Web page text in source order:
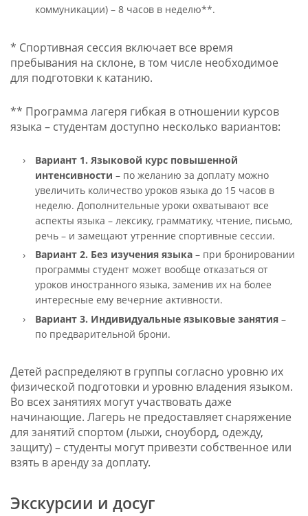
коммуникации) – 8 часов в неделю**.
* Спортивная сессия включает все время
пребывания на склоне, в том числе необходимое
для подготовки к катанию.
** Программа лагеря гибкая в отношении курсов
языка – студентам доступно несколько вариантов:
Вариант 1. Языковой курс повышенной
интенсивности – по желанию за доплату можно
увеличить количество уроков языка до 15 часов в
неделю. Дополнительные уроки охватывают все
аспекты языка – лексику, грамматику, чтение, письмо,
речь – и замещают утренние спортивные сессии.
Вариант 2. Без изучения языка – при бронировании
программы студент может вообще отказаться от
уроков иностранного языка, заменив их на более
интересные ему вечерние активности.
Вариант 3. Индивидуальные языковые занятия–
по предварительной брони.
Детей распределяют в группы согласно уровню их
физической подготовки и уровню владения языком.
Во всех занятиях могут участвовать даже
начинающие. Лагерь не предоставляет снаряжение
для занятий спортом (лыжи, сноуборд, одежду,
защиту) – студенты могут привезти собственное или
взять в аренду за доплату.
Экскурсии и досуг